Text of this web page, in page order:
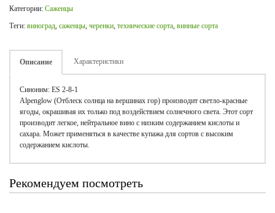
Категории: Саженцы
Теги: виноград, саженцы, черенки, технические сорта, винные сорта
Описание Характеристики
Синоним: ES 2-8-1
Alpenglow (Отблеск солнца на вершинах гор) производит светло-красные
ягоды, окрашивая их только под воздействием солнечного света. Этот сорт
производит легкое, нейтральное вино с низким содержанием кислоты и
сахара. Может применяться в качестве купажа для сортов с высоким
содержанием кислоты.
Рекомендуем посмотреть